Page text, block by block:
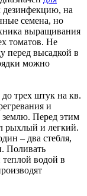
дезинфекцию, на
семена, но
выращивания
томатов. Не
перед высадкой в
можно
трех штук на кв.
и
землю. Перед этим
рыхлый и легкий.
– два стебля,
Поливать
теплой водой в